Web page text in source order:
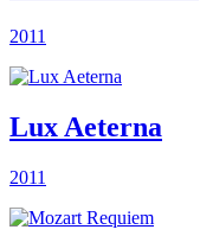
2011
Lux Aeterna
2011